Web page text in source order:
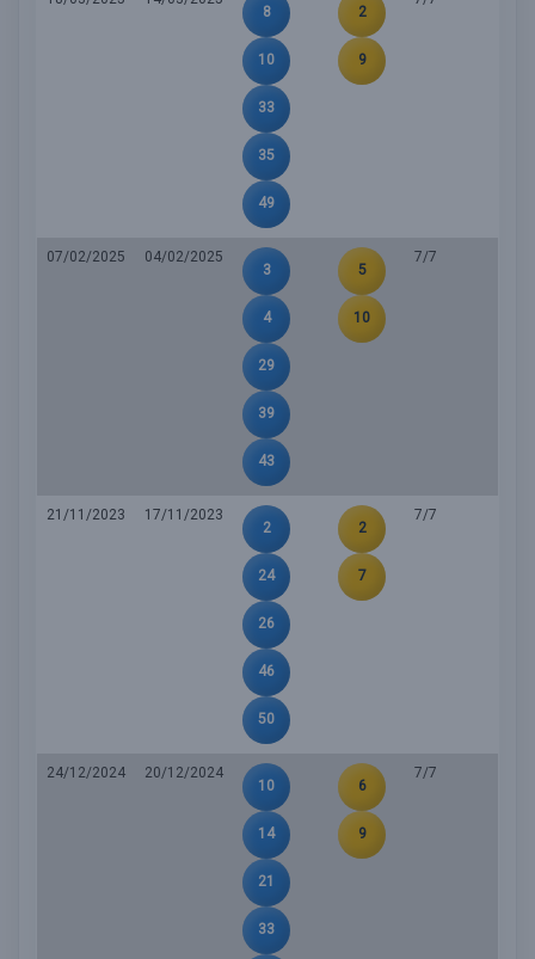
8
10
33
35
49
2
9
07/02/2025
04/02/2025
3
4
29
39
43
5
10
7/7
21/11/2023
17/11/2023
2
24
26
46
50
2
7
7/7
24/12/2024
20/12/2024
10
14
21
33
6
9
7/7